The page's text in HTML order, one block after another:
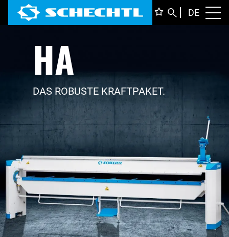
DE
HA
DAS ROBUSTE KRAFTPAKET.